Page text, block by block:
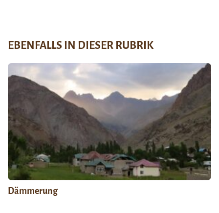
EBENFALLS IN DIESER RUBRIK
Dämmerung